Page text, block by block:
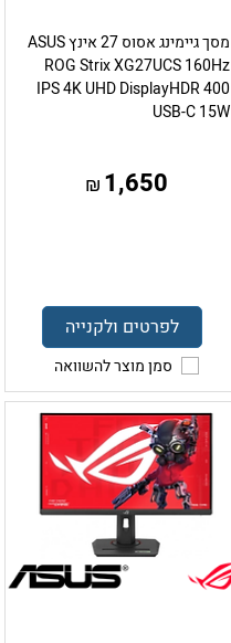
מסך גיימינג אסוס 27 אינץ ASUS
ROG Strix XG27UCS 160Hz
IPS 4K UHD DisplayHDR 400
USB-C 15W
1,650
₪
לפרטים ולקנייה
סמן מוצר להשוואה